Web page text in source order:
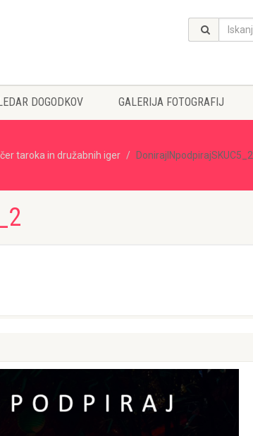
DOGODKOV GALERIJA FOTOGRAFIJ
taroka in družabnih iger DonirajINpodpirajSKUC5_2